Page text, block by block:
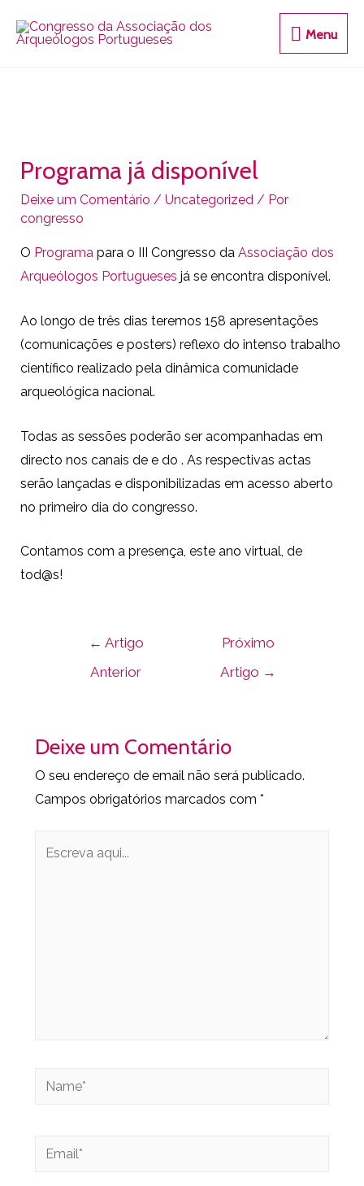
Menu
Programa já disponível
Deixe um Comentário / Uncategorized/ Por
congresso
O Programapara o III Congresso da Associação dos
Arqueólogos Portugueses já se encontra disponível.
Ao longo de três dias teremos 158 apresentações
(comunicações e posters) reflexo do intenso trabalho
científico realizado pela dinâmica comunidade
arqueológica nacional.
Todas as sessões poderão ser acompanhadas em
directo nos canais de e do . As respectivas actas
serão lançadas e disponibilizadas em acesso aberto
no primeiro dia do congresso.
Contamos com a presença, este ano virtual, de
tod@s!
← Artigo
Anterior
Próximo
Artigo →
Deixe um Comentário
O seu endereço de email não será publicado.
Campos obrigatórios marcados com *